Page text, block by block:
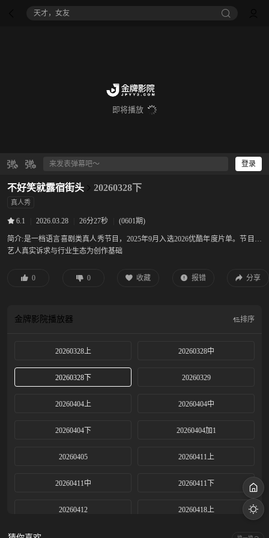
天才，女友
即将播放
登录
不好笑就露宿街头 20260328下
真人秀
6.1 2026.03.28 26分27秒 (0601期)
简介:是一档语言喜剧类真人秀节目，2025年9月入选2026优酷年度片单。节目以
艺人真实诉求与行业生态为创作基础
0 0 收藏 报错 分享
金牌影院播放器 排序
20260328上 20260328中
20260328下 20260329
20260404上 20260404中
20260404下 20260404加1
20260405 20260411上
20260411中 20260411下
20260412 20260418上